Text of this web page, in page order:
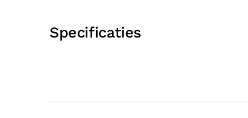
Specificaties